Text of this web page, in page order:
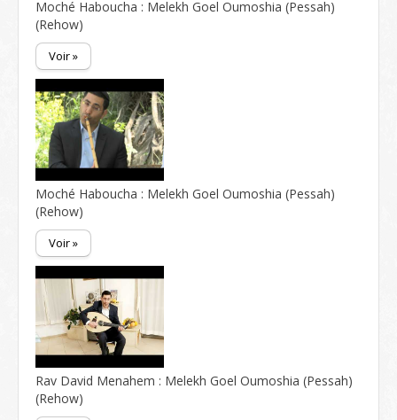
Moché Haboucha : Melekh Goel Oumoshia (Pessah)
(Rehow)
Voir »
Moché Haboucha : Melekh Goel Oumoshia (Pessah)
(Rehow)
Voir »
Rav David Menahem : Melekh Goel Oumoshia (Pessah)
(Rehow)